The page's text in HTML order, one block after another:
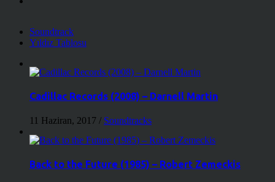
Soundtrack
Yıldız Tablosu
Cadillac Records (2008) – Darnell Martin
11 Haziran, 2017 / Soundtracks
Back to the Future (1985) – Robert Zemeckis